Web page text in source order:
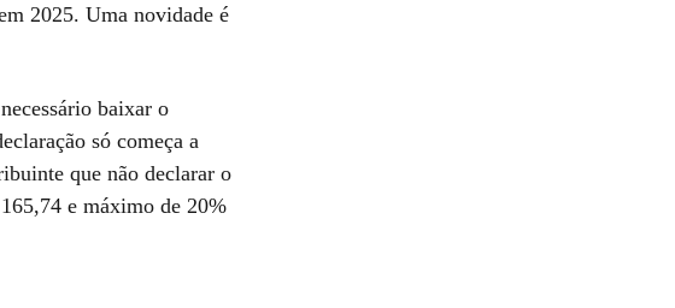
2025. Uma novidade é
baixar o
só começa a
que não declarar o
e máximo de 20%